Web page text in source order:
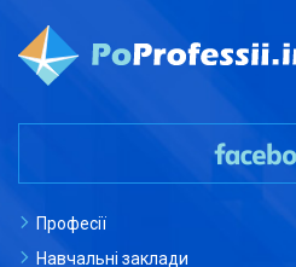
Професії
Навчальні заклади